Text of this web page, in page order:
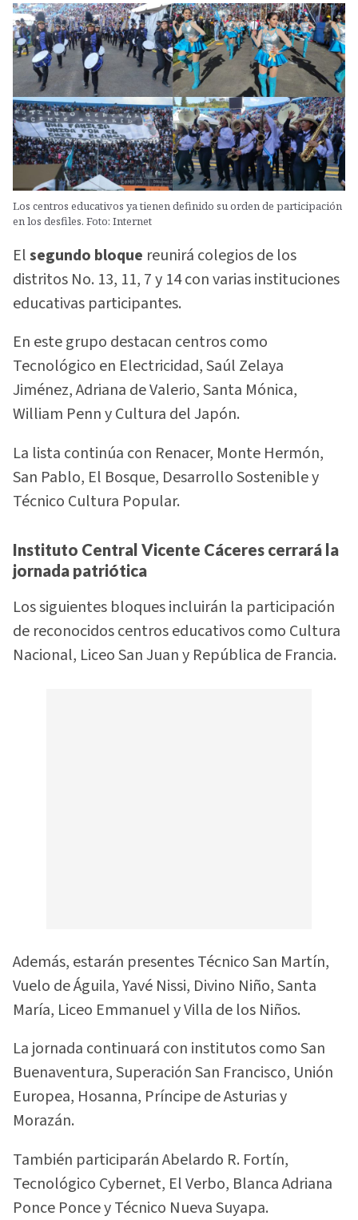
Los centros educativos ya tienen definido su orden de participación
en los desfiles. Foto: Internet
Elsegundo bloque reunirá colegios de los
distritos No. 13, 11, 7 y 14 con varias instituciones
educativas participantes.
En este grupo destacan centros como
Tecnológico en Electricidad, Saúl Zelaya
Jiménez, Adriana de Valerio, Santa Mónica,
William Penn y Cultura del Japón.
La lista continúa con Renacer, Monte Hermón,
San Pablo, El Bosque, Desarrollo Sostenible y
Técnico Cultura Popular.
Instituto Central Vicente Cáceres cerrará la
jornada patriótica
Los siguientes bloques incluirán la participación
de reconocidos centros educativos como Cultura
Nacional, Liceo San Juan y República de Francia.
Además, estarán presentes Técnico San Martín,
Vuelo de Águila, Yavé Nissi, Divino Niño, Santa
María, Liceo Emmanuel y Villa de los Niños.
La jornada continuará con institutos como San
Buenaventura, Superación San Francisco, Unión
Europea, Hosanna, Príncipe de Asturias y
Morazán.
También participarán Abelardo R. Fortín,
Tecnológico Cybernet, El Verbo, Blanca Adriana
Ponce Ponce y Técnico Nueva Suyapa.